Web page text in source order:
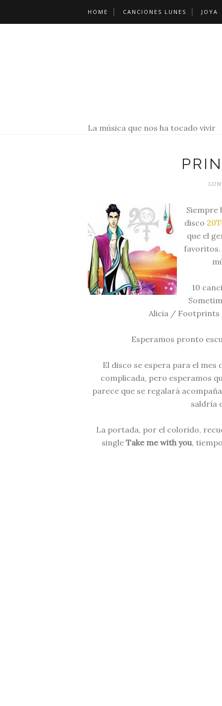
HOME CANCIONES LUNES JOYA
La música que nos ha tocado vivir
Siempre
disco
que el
favoritos.
10
Alicia / Footprints
Esperamos pronto
El disco se espera para el
complicada, pero esperamos
parece que se regalará
saldría
La portada, por el colorido,
single Take me with you,